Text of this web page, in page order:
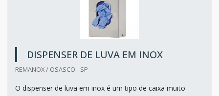
DISPENSER DE LUVA EM INOX
REMANOX / OSASCO - SP
O dispenser de luva em inox é um tipo de caixa muito